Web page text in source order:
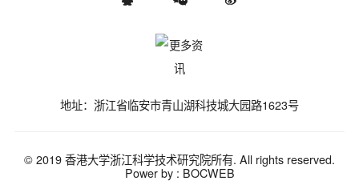
地址：浙江省临安市青山湖科技城大园路1623号
© 2019 香港大学浙江科学技术研究院所有. All rights reserved.
Power by : BOCWEB